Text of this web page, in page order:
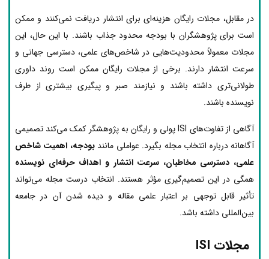
در مقابل، مجلات رایگان هزینه‌ای برای انتشار دریافت نمی‌کنند و ممکن
است برای پژوهشگران با بودجه محدود جذاب باشند. با این حال، این
مجلات معمولاً محدودیت‌هایی در شاخص‌های علمی، دسترسی جهانی و
سرعت انتشار دارند. برخی از مجلات رایگان ممکن است روند داوری
طولانی‌تری داشته باشند و نیازمند صبر و پیگیری بیشتری از طرف
نویسنده باشند.
آگاهی از تفاوت‌های ISI پولی و رایگان به پژوهشگر کمک می‌کند تصمیمی
آگاهانه درباره انتخاب مجله بگیرد. عواملی مانندبودجه، اهمیت شاخص
علمی، دسترسی مخاطبان، سرعت انتشار و اهداف حرفه‌ای نویسنده
همگی در این تصمیم‌گیری مؤثر هستند. انتخاب درست مجله می‌تواند
تأثیر قابل توجهی بر اعتبار علمی مقاله و دیده شدن آن در جامعه
بین‌المللی داشته باشد.
مجلات ISI